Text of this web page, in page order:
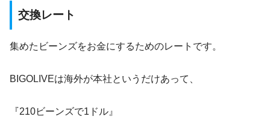
交換レート
集めたビーンズをお金にするためのレートです。
BIGOLIVEは海外が本社というだけあって、
『210ビーンズで1ドル』